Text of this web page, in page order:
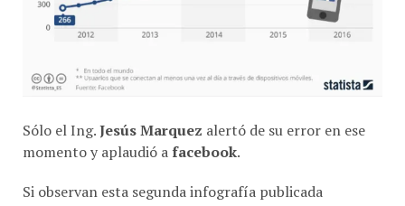
momento y aplaudió afacebook.
enFacebook Reina En El Móvil; queda en evidencia